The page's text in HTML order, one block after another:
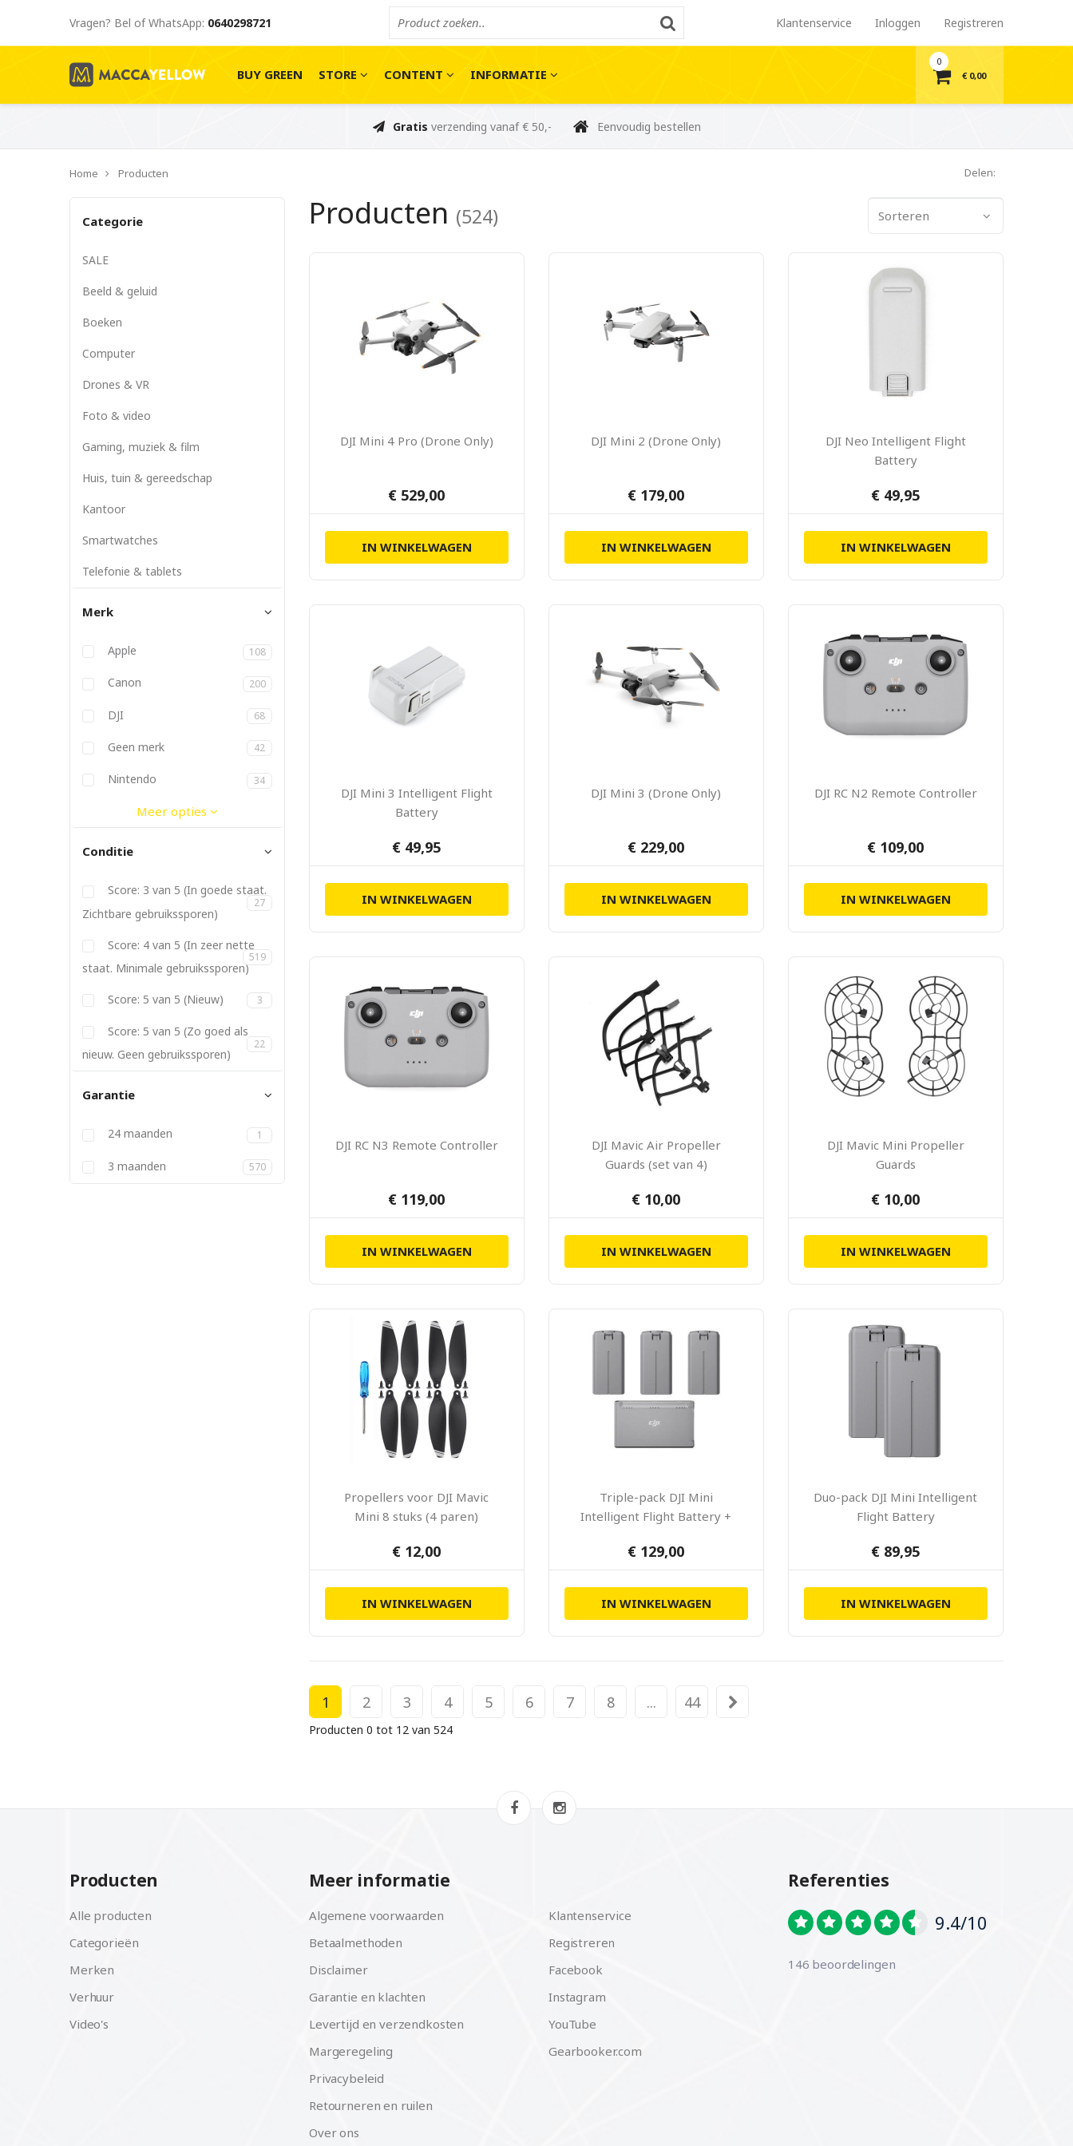
Vragen? Bel of WhatsApp: 0640298721 Klantenservice Inloggen Registreren
BUY GREEN STORE CONTENT INFORMATIE
0
€ 0,00
Gratis verzending vanaf € 50,- Eenvoudig bestellen
Home Producten Delen:
Categorie
SALE
Beeld & geluid
Boeken
Computer
Drones & VR
Foto & video
Gaming, muziek & film
Huis, tuin & gereedschap
Kantoor
Smartwatches
Telefonie & tablets
Merk
Anbernic
Apple 108
Atlona
Aukey
Backbone
Belkin
BizLink
Blackmagic
Bose
Canon 200
DJI 68
Dymo
Elgato
Ergotron
Fitbit
Geen merk 42
Gitzo
Godox
JBL
Joby
Kanex
Kata
Kenko
Lowepro
Manfrotto
Metz
Nikon
Nintendo 34
Panasonic
PGYTech
Philips
Pioneer
PolarPro
Promise
SanDisk
Satechi
Sigma
Soligor
Sonnet
Tamron
Tokina
Twelve South
Vanguard
YongnuoMeer opties
Conditie
Score: 3 van 5 (In goede staat.
Zichtbare gebruikssporen)
27
Score: 4 van 5 (In zeer nette
staat. Minimale gebruikssporen)
519
Score: 5 van 5 (Nieuw) 3
Score: 5 van 5 (Zo goed als
nieuw. Geen gebruikssporen)
22
Garantie
24 maanden 1
3 maanden 570
Sorteren
Producten (524)
DJI Mini 4 Pro (Drone Only)
€ 529,00
IN WINKELWAGEN
DJI Mini 2 (Drone Only)
€ 179,00
IN WINKELWAGEN
DJI Neo Intelligent Flight
Battery
€ 49,95
IN WINKELWAGEN
DJI Mini 3 Intelligent Flight
Battery
€ 49,95
IN WINKELWAGEN
DJI Mini 3 (Drone Only)
€ 229,00
IN WINKELWAGEN
DJI RC N2 Remote Controller
€ 109,00
IN WINKELWAGEN
DJI RC N3 Remote Controller
€ 119,00
IN WINKELWAGEN
DJI Mavic Air Propeller
Guards (set van 4)
€ 10,00
IN WINKELWAGEN
DJI Mavic Mini Propeller
Guards
€ 10,00
IN WINKELWAGEN
Propellers voor DJI Mavic
Mini 8 stuks (4 paren)
€ 12,00
IN WINKELWAGEN
Triple-pack DJI Mini
Intelligent Flight Battery +
€ 129,00
IN WINKELWAGEN
Duo-pack DJI Mini Intelligent
Flight Battery
€ 89,95
IN WINKELWAGEN
1 2 3 4 5 6 7 8 ... 44
Producten 0 tot 12 van 524
Producten
Alle producten
Categorieën
Merken
Verhuur
Video's
Meer informatie
Algemene voorwaarden
Betaalmethoden
Disclaimer
Garantie en klachten
Levertijd en verzendkosten
Margeregeling
Privacybeleid
Retourneren en ruilen
Over ons
Klantenservice
Registreren
Facebook
Instagram
YouTube
Gearbooker.com
Referenties
9.4/10
146 beoordelingen